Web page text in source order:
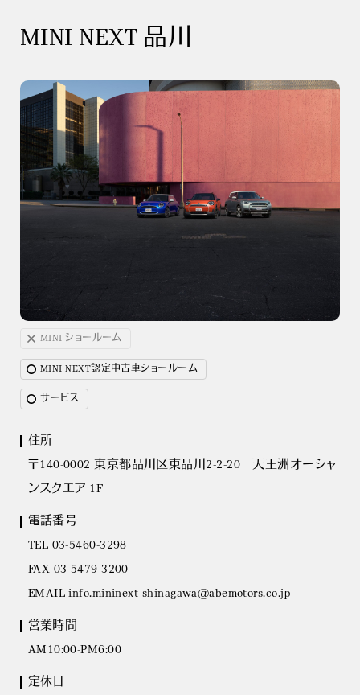
MINI NEXT 品川
MINI ショールーム
MINI NEXT認定中古車ショールーム
サービス
住所
〒140-0002 東京都品川区東品川2-2-20 天王洲オーシャ
ンスクエア 1F
電話番号
TEL 03-5460-3298
FAX 03-5479-3200
EMAIL info.mininext-shinagawa@abemotors.co.jp
営業時間
AM10:00-PM6:00
定休日